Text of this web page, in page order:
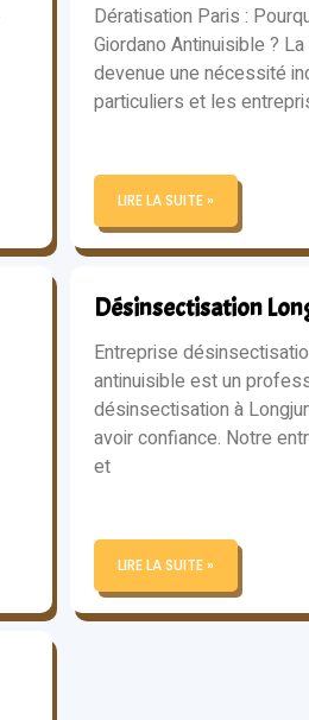
Dératisation Paris :
Giordano Antinuisible ?
devenue une nécessité
particuliers et les
LIRE LA SUITE »
Désinsectisation
Entreprise
antinuisible est un
désinsectisation à
avoir confiance. Notre
et
LIRE LA SUITE »